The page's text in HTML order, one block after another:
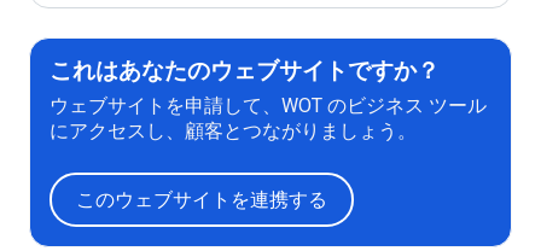
これはあなたのウェブサイトですか？
ウェブサイトを申請して、WOT のビジネス ツール
にアクセスし、顧客とつながりましょう。
このウェブサイトを連携する